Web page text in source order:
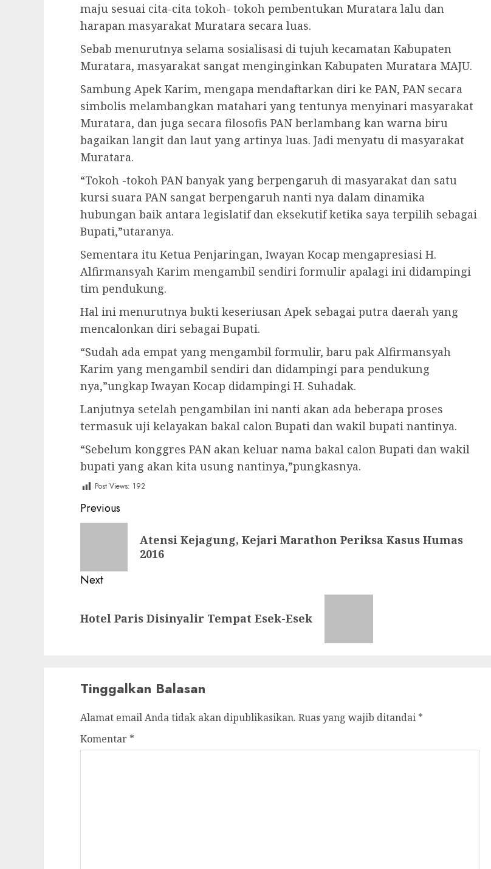
maju sesuai cita-cita tokoh- tokoh pembentukan Muratara lalu dan
harapan masyarakat Muratara secara luas.
Sebab menurutnya selama sosialisasi di tujuh kecamatan Kabupaten
Muratara, masyarakat sangat menginginkan Kabupaten Muratara MAJU.
Sambung Apek Karim, mengapa mendaftarkan diri ke PAN, PAN secara
simbolis melambangkan matahari yang tentunya menyinari masyarakat
Muratara, dan juga secara filosofis PAN berlambang kan warna biru
bagaikan langit dan laut yang artinya luas. Jadi menyatu di masyarakat
Muratara.
“Tokoh -tokoh PAN banyak yang berpengaruh di masyarakat dan satu
kursi suara PAN sangat berpengaruh nanti nya dalam dinamika
hubungan baik antara legislatif dan eksekutif ketika saya terpilih sebagai
Bupati,”utaranya.
Sementara itu Ketua Penjaringan, Iwayan Kocap mengapresiasi H.
Alfirmansyah Karim mengambil sendiri formulir apalagi ini didampingi
tim pendukung.
Hal ini menurutnya bukti keseriusan Apek sebagai putra daerah yang
mencalonkan diri sebagai Bupati.
“Sudah ada empat yang mengambil formulir, baru pak Alfirmansyah
Karim yang mengambil sendiri dan didampingi para pendukung
nya,”ungkap Iwayan Kocap didampingi H. Suhadak.
Lanjutnya setelah pengambilan ini nanti akan ada beberapa proses
termasuk uji kelayakan bakal calon Bupati dan wakil bupati nantinya.
“Sebelum konggres PAN akan keluar nama bakal calon Bupati dan wakil
bupati yang akan kita usung nantinya,”pungkasnya.
Post Views: 192
Post
navigation
Previous
Atensi Kejagung, Kejari Marathon Periksa Kasus Humas
2016
Next
post:
Hotel Paris Disinyalir Tempat Esek-Esek
Tinggalkan Balasan
Alamat email Anda tidak akan dipublikasikan. Ruas yang wajib ditandai *
Komentar *